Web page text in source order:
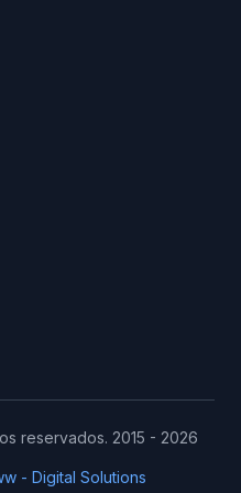
reservados. 2015 - 2026
- Digital Solutions